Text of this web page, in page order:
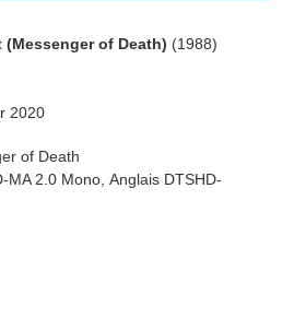
(Messenger of Death) (1988)
2020
of Death
MA 2.0 Mono, Anglais DTSHD-